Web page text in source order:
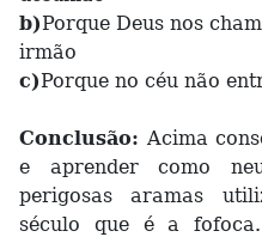
b)Porque Deus nos
irmão
c)Porque no céu não
Conclusão: Acima
e aprender como
perigosas aramas
século que é a